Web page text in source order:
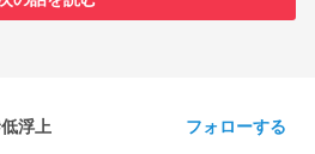
浮上 フォローする